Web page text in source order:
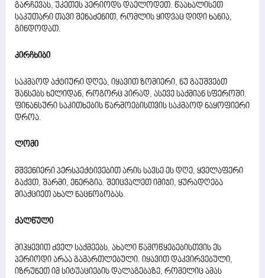
გარჩევას, უკეთეს პერიოდს დაელოდეთ. წაახალისეთ
საკუთარი თავი შენაძენით, რომლის ყიდვაც დიდი ხანია,
გინდოდათ.
კირჩხიბი
საკმაოდ აქტიური დღეა, იყავით ზომიერი, ნუ გაუშვებთ
შანსებს ხელიდან, როგორც პირად, ასევე საქმიან სფეროში.
ფინანსური საკითხების წარმოებისთვის საკმაოდ ნაყოფიერი
დროა.
ლომი
მშვენიერი პერსპექტივებით არის სავსე ეს დღე, ყველაფერი
გაქვთ, შარმი, ენერგია. შეიცვალეთ იმიჯი, ყურადღება
მიაქციეთ ახალ ნაცნობობას.
ქალწული
მიჰყევით ძველ საქმეებს, ახალი წამოწყებებისთვის ეს
პერიოდი არაა გამართლებული. იყავით დაკვირვებული,
იზრუნეთ იმ სიტუაციების დალაგებაზე, რომელიც ამას